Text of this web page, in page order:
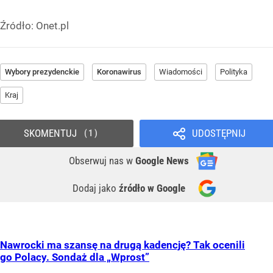
Źródło: Onet.pl
Wybory prezydenckie Koronawirus Wiadomości Polityka
Kraj
UDOSTĘPNIJ
Obserwuj nas w Google News
Dodaj jako źródło w Google
SKOMENTUJ 1
Nawrocki ma szansę na drugą kadencję? Tak ocenili
go Polacy. Sondaż dla „Wprost”